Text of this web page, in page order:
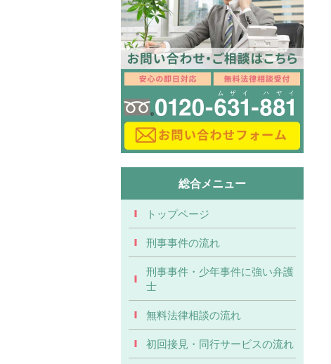
総合メニュー
トップページ
刑事事件の流れ
刑事事件・少年事件に強い弁護
士
無料法律相談の流れ
初回接見・同行サービスの流れ